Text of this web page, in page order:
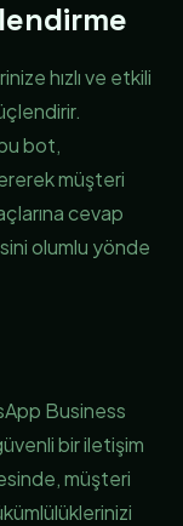
hızlı ve etkili
bot,
müşteri
cevap
olumlu yönde
Business
bir iletişim
müşteri